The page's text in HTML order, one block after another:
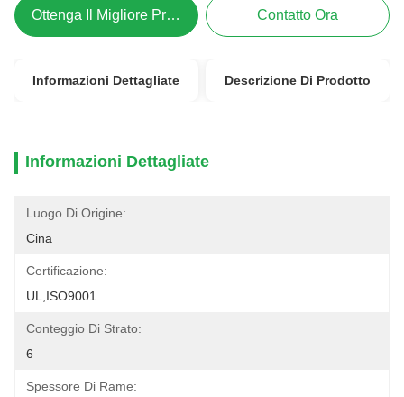
Ottenga Il Migliore Prezzo Contatto Ora
Informazioni Dettagliate Descrizione Di Prodotto
Informazioni Dettagliate
Luogo Di Origine:
Cina
Certificazione:
UL,ISO9001
Conteggio Di Strato:
6
Spessore Di Rame: